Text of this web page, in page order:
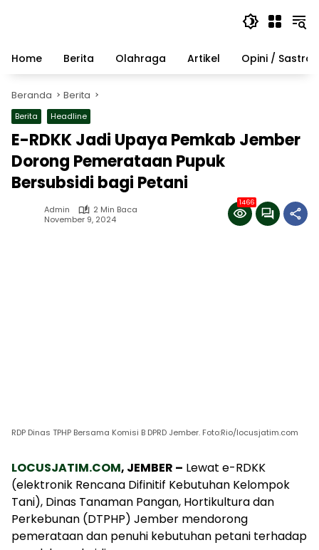
Home
Berita Olahraga Artikel Opini / Sastra
Beranda Berita
Berita Headline
E-RDKK Jadi Upaya Pemkab Jember
Dorong Pemerataan Pupuk
Bersubsidi bagi Petani
Admin
2 Min Baca
November 9, 2024
1466
RDP Dinas TPHP Bersama Komisi B DPRD Jember. Foto:Rio/locusjatim.com
LOCUSJATIM.COM, JEMBER – Lewat e-RDKK
(elektronik Rencana Difinitif Kebutuhan Kelompok
Tani), Dinas Tanaman Pangan, Hortikultura dan
Perkebunan (DTPHP) Jember mendorong
pemerataan dan penuhi kebutuhan petani terhadap